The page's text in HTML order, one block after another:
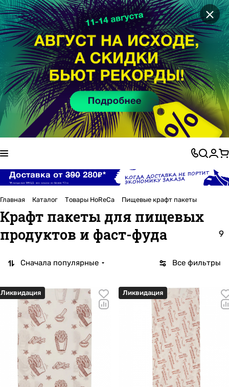
×
Главная Каталог Товары HoReCa Пищевые крафт пакеты
Крафт пакеты для пищевых
продуктов и фаст-фуда
9
Все фильтры
Сначала популярные
Ликвидация Ликвидация